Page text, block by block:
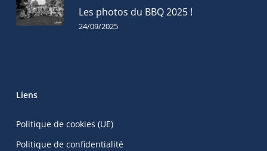
Les photos du BBQ 2025 !
24/09/2025
Liens
Politique de cookies (UE)
Politique de confidentialité